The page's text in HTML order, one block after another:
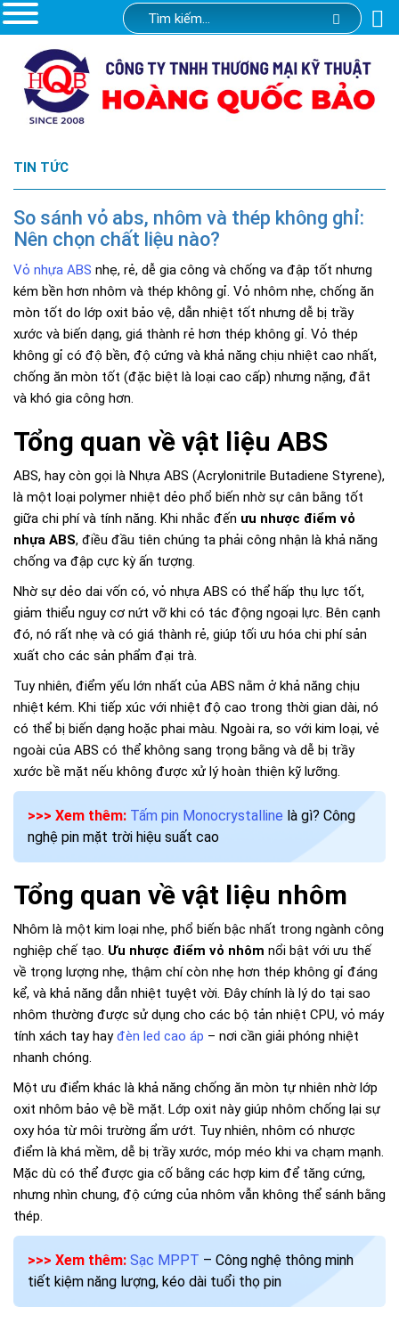
TIN TỨC
So sánh vỏ abs, nhôm và thép không ghỉ:
Nên chọn chất liệu nào?
Vỏ nhựa ABS nhẹ, rẻ, dễ gia công và chống va đập tốt nhưng
kém bền hơn nhôm và thép không gỉ. Vỏ nhôm nhẹ, chống ăn
mòn tốt do lớp oxit bảo vệ, dẫn nhiệt tốt nhưng dễ bị trầy
xước và biến dạng, giá thành rẻ hơn thép không gỉ. Vỏ thép
không gỉ có độ bền, độ cứng và khả năng chịu nhiệt cao nhất,
chống ăn mòn tốt (đặc biệt là loại cao cấp) nhưng nặng, đắt
và khó gia công hơn.
Tổng quan về vật liệu ABS
ABS, hay còn gọi là Nhựa ABS (Acrylonitrile Butadiene Styrene),
là một loại polymer nhiệt dẻo phổ biến nhờ sự cân bằng tốt
giữa chi phí và tính năng. Khi nhắc đến ưu nhược điểm vỏ
nhựa ABS, điều đầu tiên chúng ta phải công nhận là khả năng
chống va đập cực kỳ ấn tượng.
Nhờ sự dẻo dai vốn có, vỏ nhựa ABS có thể hấp thụ lực tốt,
giảm thiểu nguy cơ nứt vỡ khi có tác động ngoại lực. Bên cạnh
đó, nó rất nhẹ và có giá thành rẻ, giúp tối ưu hóa chi phí sản
xuất cho các sản phẩm đại trà.
Tuy nhiên, điểm yếu lớn nhất của ABS nằm ở khả năng chịu
nhiệt kém. Khi tiếp xúc với nhiệt độ cao trong thời gian dài, nó
có thể bị biến dạng hoặc phai màu. Ngoài ra, so với kim loại, vẻ
ngoài của ABS có thể không sang trọng bằng và dễ bị trầy
xước bề mặt nếu không được xử lý hoàn thiện kỹ lưỡng.
>>> Xem thêm: Tấm pin Monocrystalline là gì? Công
nghệ pin mặt trời hiệu suất cao
Tổng quan về vật liệu nhôm
Nhôm là một kim loại nhẹ, phổ biến bậc nhất trong ngành công
nghiệp chế tạo. Ưu nhược điểm vỏ nhôm nổi bật với ưu thế
về trọng lượng nhẹ, thậm chí còn nhẹ hơn thép không gỉ đáng
kể, và khả năng dẫn nhiệt tuyệt vời. Đây chính là lý do tại sao
nhôm thường được sử dụng cho các bộ tản nhiệt CPU, vỏ máy
tính xách tay hayđèn led cao áp – nơi cần giải phóng nhiệt
nhanh chóng.
Một ưu điểm khác là khả năng chống ăn mòn tự nhiên nhờ lớp
oxit nhôm bảo vệ bề mặt. Lớp oxit này giúp nhôm chống lại sự
oxy hóa từ môi trường ẩm ướt. Tuy nhiên, nhôm có nhược
điểm là khá mềm, dễ bị trầy xước, móp méo khi va chạm mạnh.
Mặc dù có thể được gia cố bằng các hợp kim để tăng cứng,
nhưng nhìn chung, độ cứng của nhôm vẫn không thể sánh bằng
thép.
>>> Xem thêm: Sạc MPPT – Công nghệ thông minh
tiết kiệm năng lượng, kéo dài tuổi thọ pin